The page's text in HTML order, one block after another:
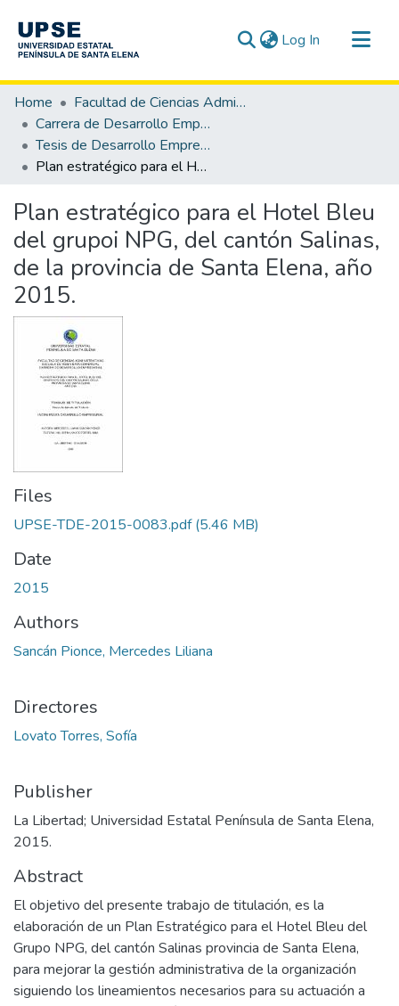
Log In (current)
Communities & Collections
All of DSpace
Statistics
Home
Facultad de Ciencias Administrativas
Carrera de Desarrollo Empresarial
Tesis de Desarrollo Empresarial
Plan estratégico para el Hotel Bleu del grupoi NPG, del cantón Salinas, de la provincia de Santa Elena, año 2015.
Plan estratégico para el Hotel Bleu
del grupoi NPG, del cantón Salinas,
de la provincia de Santa Elena, año
2015.
Files
UPSE-TDE-2015-0083.pdf(5.46 MB)
Date
2015
Authors
Sancán Pionce, Mercedes Liliana
Directores
Lovato Torres, Sofía
Publisher
La Libertad; Universidad Estatal Península de Santa Elena,
2015.
Abstract
El objetivo del presente trabajo de titulación, es la
elaboración de un Plan Estratégico para el Hotel Bleu del
Grupo NPG, del cantón Salinas provincia de Santa Elena,
para mejorar la gestión administrativa de la organización
siguiendo los lineamientos necesarios para su actuación a